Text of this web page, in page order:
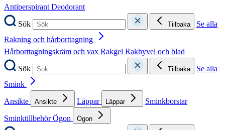
AntiperspirantDeodorant
Sök
Tillbaka
Se alla
Rakning och hårborttagning
Hårborttagningskräm och vax Rakgel Rakhyvel och blad
Sök
Tillbaka
Se alla
Smink
Ansikte
Ansikte Läppar Läppar
Sminkborstar
SminktillbehörÖgon Ögon